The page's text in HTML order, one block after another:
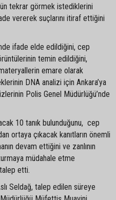
tekrar görmek istediklerini
vererek suçlarını itiraf ettiğini
ifade elde edildiğini, cep
temin edildiğini,
emare olarak
DNA analizi için Ankara’ya
Polis Genel Müdürlüğü’nde
10 tanık bulunduğunu, cep
ortaya çıkacak kanıtların önemli
devam ettiğini ve zanlının
müdahale etme
etti.
Seldağ, talep edilen süreye